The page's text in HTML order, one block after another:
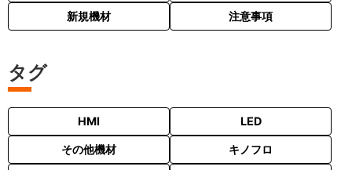
新規機材 注意事項
タグ
HMI LED
その他機材 キノフロ